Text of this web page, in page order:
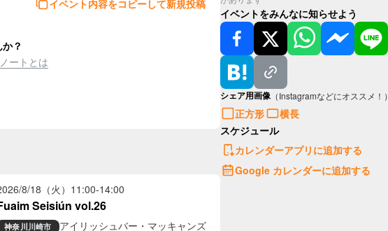
イベント内容をコピーして新規投稿
？
ノートとは
8/18（火） 11:00-14:00
Seisiún vol.26
神奈川川崎市 アイリッシュバー・マッキャンズ
イベントをみんなに知らせよう
シェア用画像 （Instagramなどにオススメ！）
正方形
横長
スケジュール
カレンダーアプリに追加する
Google カレンダーに追加する